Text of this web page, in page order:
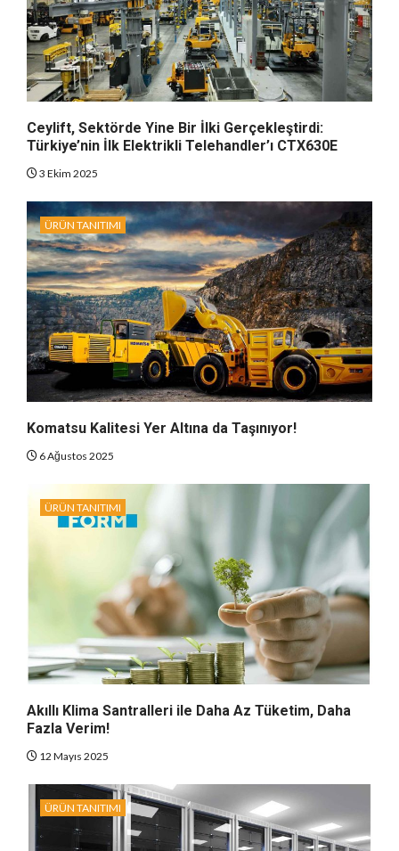
Ceylift, Sektörde Yine Bir İlki Gerçekleştirdi:
Türkiye’nin İlk Elektrikli Telehandler’ı CTX630E
3 Ekim 2025
ÜRÜN TANITIMI
Komatsu Kalitesi Yer Altına da Taşınıyor!
6 Ağustos 2025
ÜRÜN TANITIMI
Akıllı Klima Santralleri ile Daha Az Tüketim, Daha
Fazla Verim!
12 Mayıs 2025
ÜRÜN TANITIMI